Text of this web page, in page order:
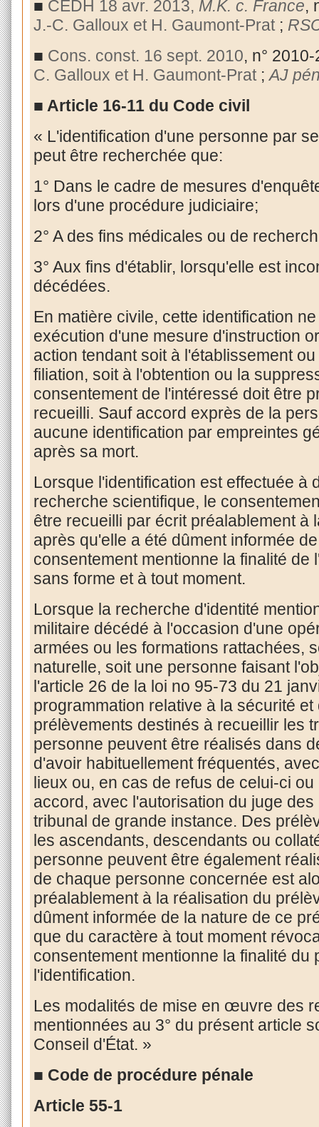
■ CEDH 18 avr. 2013, M.K. c. France,
J.-C. Galloux et H. Gaumont-Prat;
■ Cons. const. 16 sept. 2010, n°
C. Galloux et H. Gaumont-Prat ;AJ
■ Article 16-11 du Code civil
« L'identification d'une personne par
peut être recherchée que:
1° Dans le cadre de mesures
lors d'une procédure judiciaire;
2° A des fins médicales ou de
3° Aux fins d'établir, lorsqu'elle est
décédées.
En matière civile, cette identification
exécution d'une mesure d'instruction
action tendant soit à l'établissement
filiation, soit à l'obtention ou la
consentement de l'intéressé doit être
recueilli. Sauf accord exprès de la
aucune identification par empreintes
après sa mort.
Lorsque l'identification est effectuée à
recherche scientifique, le
être recueilli par écrit préalablement à
après qu'elle a été dûment informée
consentement mentionne la finalité de
sans forme et à tout moment.
Lorsque la recherche d'identité
militaire décédé à l'occasion d'une
armées ou les formations rattachées,
naturelle, soit une personne faisant
l'article 26 de la loi no 95-73 du 21
programmation relative à la sécurité
prélèvements destinés à recueillir les
personne peuvent être réalisés dans
d'avoir habituellement fréquentés,
lieux ou, en cas de refus de celui-ci
accord, avec l'autorisation du juge
tribunal de grande instance. Des
les ascendants, descendants ou
personne peuvent être également
de chaque personne concernée est
préalablement à la réalisation du
dûment informée de la nature de ce
que du caractère à tout moment
consentement mentionne la finalité du
l'identification.
Les modalités de mise en œuvre des
mentionnées au 3° du présent article
Conseil d'État. »
■ Code de procédure pénale
Article 55-1